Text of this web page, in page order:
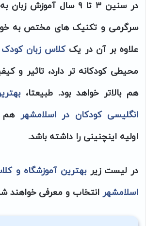
در سنین ۳ تا ۹ سال آموزش
سرگرمی و تکنیک های مختص به
علاوه بر آن در یککلاس زبان
محیطی کودکانه تر دارد، تاثیر و
هم بالاتر خواهد بود. طبیعتا،
انگلیسی کودکان در اسلامشهر هم
اولیه اینچنینی را داشته باشد.
در لیست زیربهترین آموزشگاه و
اسلامشهر انتخاب و معرفی خواهند